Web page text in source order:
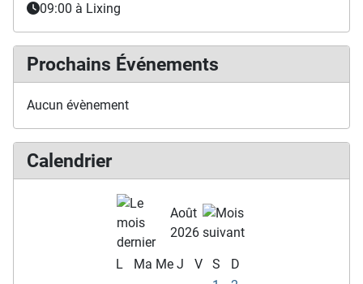
09:00 à Lixing
Prochains Événements
Aucun évènement
Calendrier
Août
2026
L Ma Me J V S
D